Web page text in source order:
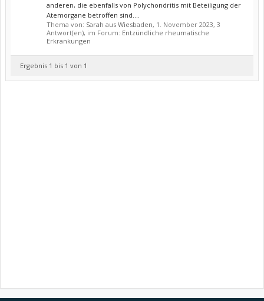
anderen, die ebenfalls von Polychondritis mit Beteiligung der
Atemorgane betroffen sind....
Thema von: Sarah aus Wiesbaden, 1. November 2023, 3
Antwort(en), im Forum: Entzündliche rheumatische
Erkrankungen
Ergebnis 1 bis 1 von 1